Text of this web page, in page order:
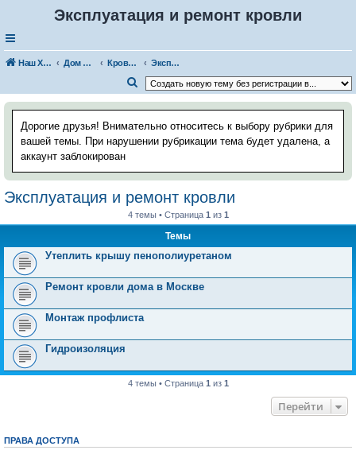
Эксплуатация и ремонт кровли
Наш Хаус-форум Дом и стройка Кровли и кровельные материалы
Эксплуатация и ремонт кровли
о
с
Дорогие друзья! Внимательно относитесь к выбору рубрики для
вашей темы. При нарушении рубрикации тема будет удалена, а
аккаунт заблокирован
Эксплуатация и ремонт кровли
4 темы • Страница 1 из 1
Темы
Утеплить крышу пенополиуретаном
Ремонт кровли дома в Москве
Монтаж профлиста
Гидроизоляция
4 темы • Страница 1 из 1
Перейти
ПРАВА ДОСТУПА